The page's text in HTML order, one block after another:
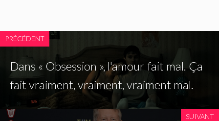
PRÉCÉDENT
Dans « Obsession », l'amour fait mal. Ça
fait vraiment, vraiment, vraiment mal.
SUIVANT